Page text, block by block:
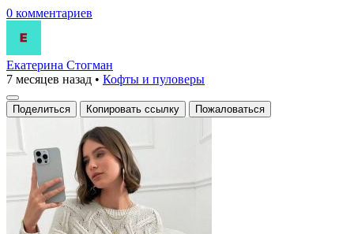
0 комментариев
Екатерина Стогман
7 месяцев назад • Кофты и пуловеры
Поделиться Копировать ссылку Пожаловаться